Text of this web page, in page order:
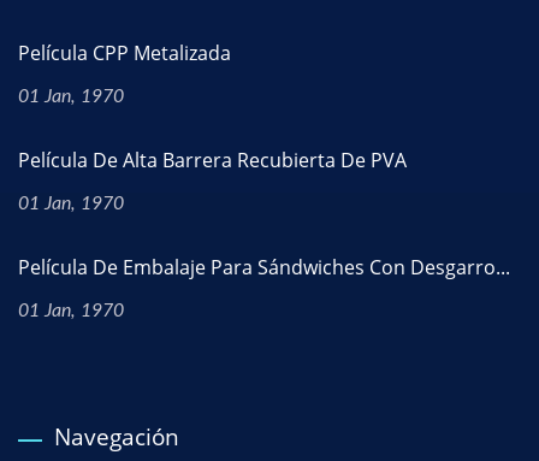
Película CPP Metalizada
01 Jan, 1970
Película De Alta Barrera Recubierta De PVA
01 Jan, 1970
Película De Embalaje Para Sándwiches Con Desgarro...
01 Jan, 1970
Navegación